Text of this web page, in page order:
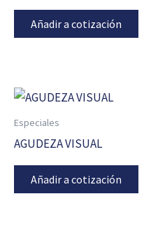
Añadir a cotización
Especiales
AGUDEZA VISUAL
Añadir a cotización